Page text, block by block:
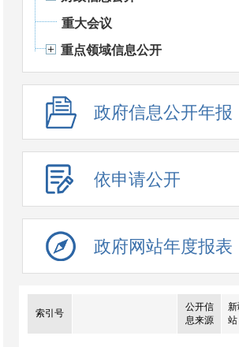
重大会议
重点领域信息公开
政府信息公开年报
依申请公开
政府网站年度报表
索引号
公开信
息来源
站